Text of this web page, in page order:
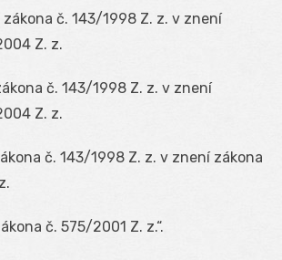
zákona č. 143/1998 Z. z. v znení
Z. z.
č. 143/1998 Z. z. v znení
Z. z.
č. 143/1998 Z. z. v znení zákona
č. 575/2001 Z. z.“.